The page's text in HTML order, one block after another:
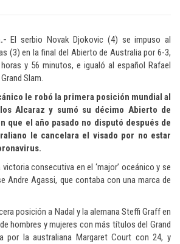
El serbio Novak Djokovic (4) se impuso al
(3) en la final del Abierto de Australia por 6-3,
y 56 minutos, e igualó al español Rafael
Slam.
le robó la primera posición mundial al
Alcaraz y sumó su décimo Abierto de
que el año pasado no disputó después de
le cancelara el visado por no estar
consecutiva en el ‘major’ oceánico y se
Andre Agassi, que contaba con una marca de
posición a Nadal y la alemana Steffi Graff en
hombres y mujeres con más títulos del Grand
por la australiana Margaret Court con 24, y